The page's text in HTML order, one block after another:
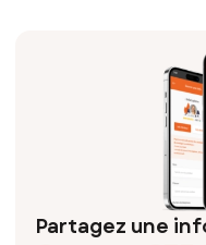
Partagez une